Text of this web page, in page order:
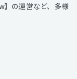
の運営など、多様